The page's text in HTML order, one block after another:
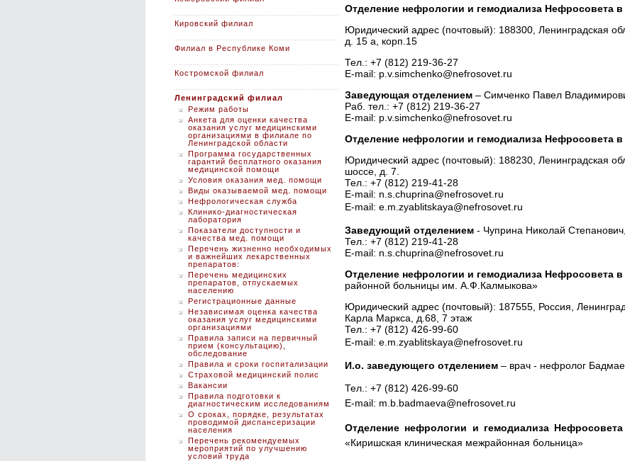
Отделение нефрологии и гемодиализа Нефросовета в
Юридический адрес (почтовый): 188300, Ленинградская
д. 15 а, корп.15
Тел.: +7 (812) 219-36-27
E-mail: p.v.simchenko@nefrosovet.ru
Заведующая отделением– Симченко Павел
Раб. тел.: +7 (812) 219-36-27
E-mail: p.v.simchenko@nefrosovet.ru
Отделение нефрологии и гемодиализа Нефросовета в
Юридический адрес (почтовый): 188230, Ленинградская
шоссе, д. 7.
Тел.: +7 (812) 219-41-28
E-mail: n.s.chuprina@nefrosovet.ru
E-mail: e.m.zyablitskaya@nefrosovet.ru
Заведующий отделением- Чуприна Николай Степанович,
Тел.: +7 (812) 219-41-28
E-mail: n.s.chuprina@nefrosovet.ru
Отделение нефрологии и гемодиализа Нефросовета в
районной больницы им. А.Ф.Калмыкова»
Юридический адрес (почтовый): 187555, Россия,
Карла Маркса, д.68, 7 этаж
Тел.: +7 (812) 426-99-60
E-mail: e.m.zyablitskaya@nefrosovet.ru
И.о. заведующего отделением– врач - нефролог
Тел.: +7 (812) 426-99-60
E-mail: m.b.badmaeva@nefrosovet.ru
Отделение нефрологии и гемодиализа
«Киришская клиническая межрайонная больница»
Кировский филиал
Филиал в Республике Коми
Костромской филиал
Ленинградский филиал
Режим работы
Анкета для оценки качества
оказания услуг медицинскими
организациями в филиале по
Ленинградской области
Программа государственных
гарантий бесплатного оказания
медицинской помощи
Условия оказания мед. помощи
Виды оказываемой мед. помощи
Нефрологическая служба
Клинико-диагностическая
лаборатория
Показатели доступности и
качества мед. помощи
Перечень жизненно необходимых
и важнейших лекарственных
препаратов:
Перечень медицинских
препаратов, отпускаемых
населению
Регистрационные данные
Независимая оценка качества
оказания услуг медицинскими
организациями
Правила записи на первичный
прием (консультацию),
обследование
Правила и сроки госпитализации
Страховой медицинский полис
Вакансии
Правила подготовки к
диагностическим исследованиям
О сроках, порядке, результатах
проводимой диспансеризации
населения
Перечень рекомендуемых
мероприятий по улучшению
условий труда